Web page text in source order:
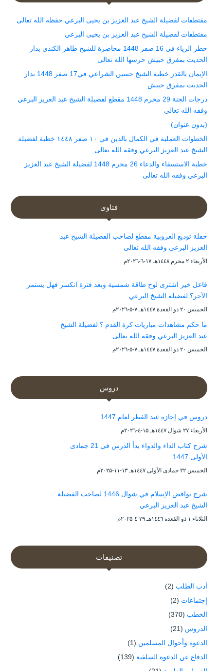
مقتطفات لفضيلة الشيخ عبد العزيز بن يحيى البرعي حفظه الله تعالى
مقتطفات لفضيلة الشيخ عبد العزيز بن يحيى البرعي
خطر الرياء في 16 صفر 1448 محاضرة للشيخ طاهر الكندي بدار
الحديث بمفرق حبيش حرسها الله تعالى
الإيمان بالقدر خطبة الشيخ حسين الشراعي في17 صفر 1448 بدار
الحديث بمفرق حبيش
درجات الجنة 29 محرم 1448 مقطع لفضيلة الشيخ عبد العزيز البرعي
وفقه الله تعالى
(بدون عنوان)
الخطوات العملية في الكمال بالدين في ١٠ صفر ١٤٤٨ خطبة لفضيلة
الشيخ عبد العزيز البرعي وفقه الله تعالى
خطبة الاستسقاء والدعاء 26 محرم 1448 لفضيلة الشيخ عبد العزيز
البرعي وفقه الله تعالى
فتاوى
حفلة توديع العزوبية مقطع لصاحب الفضيلة الشيخ عبد
العزيز البرعي وفقه الله تعالى
الأربعاء ۲ محرم ۱٤٤۸هـ ۱۷-٦-۲۰۲٦م
فاعل خير اشترى لوح طاقة شمسية وبعد فترة انكسر فهل يستمر
الأجر؟ لفضيلة الشيخ البرعي
الخميس ۲۰ ذو القعدة ۱٤٤۷هـ ۷-۵-۲۰۲٦م
ما حكم مشاهدات مباريات كرة القدم ؟ لفضيلة الشيخ
عبد العزيز البرعي وفقه الله تعالى
الخميس ۲۰ ذو القعدة ۱٤٤۷هـ ۷-۵-۲۰۲٦م
دروس
دروس في إجازة عيد الفطر لعام 1447
الأربعاء ۲۷ شوال ۱٤٤۷هـ ۱۵-٤-۲۰۲٦م
شرح كتاب الداء والدواء بدأ الدرس في 21 جمادى
الأولى 1447
الخميس ۲۲ جمادى الأولى ۱٤٤۷هـ ۱۳-۱۱-۲۰۲۵م
شرح نواقض الإسلام في شوال 1446 لصاحب الفضيلة
الشيخ عبد العزيز البرعي
الثلاثاء ۱ ذو القعدة ۱٤٤٦هـ ۲۹-٤-۲۰۲۵م
تصنيفات
أدب الطلب (2)
إجتماعات (2)
الخطب (370)
الدروس (21)
الدعوة وأحوال المسلمين (1)
الدفاع عن الدعوة السلفية (139)